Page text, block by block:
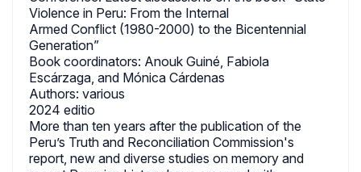
Violence in Peru: From the Internal
Armed Conflict (1980-2000) to the Bicentennial
Generation”
Book coordinators: Anouk Guiné, Fabiola
Escárzaga, and Mónica Cárdenas
Authors: various
2024 editio
More than ten years after the publication of the
Peru’s Truth and Reconciliation Commission's
report, new and diverse studies on memory and